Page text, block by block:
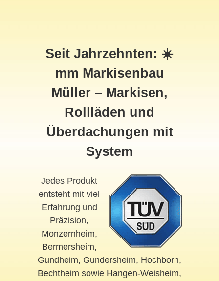
Seit Jahrzehnten: ☀️
mm Markisenbau
Müller – Markisen,
Rollläden und
Überdachungen mit
System
Jedes Produkt
entsteht mit viel
Erfahrung und
Präzision,
Monzernheim,
Bermersheim,
Gundheim, Gundersheim, Hochborn,
Bechtheim sowie Hangen-Weisheim,